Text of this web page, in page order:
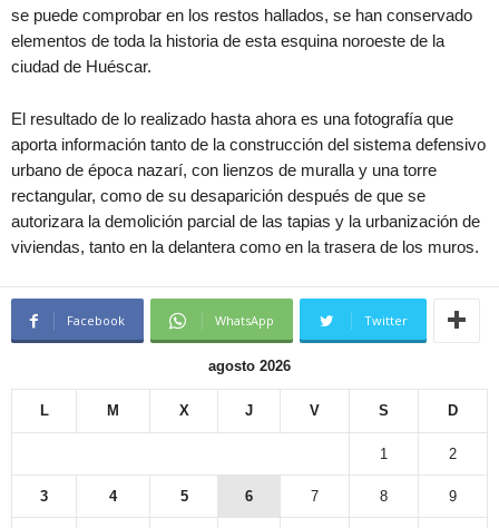
se puede comprobar en los restos hallados, se han conservado
elementos de toda la historia de esta esquina noroeste de la
ciudad de Huéscar.
El resultado de lo realizado hasta ahora es una fotografía que
aporta información tanto de la construcción del sistema defensivo
urbano de época nazarí, con lienzos de muralla y una torre
rectangular, como de su desaparición después de que se
autorizara la demolición parcial de las tapias y la urbanización de
viviendas, tanto en la delantera como en la trasera de los muros.
Facebook WhatsApp Twitter
agosto 2026
L M X J V S D
1 2
3 4 5 6 7 8 9